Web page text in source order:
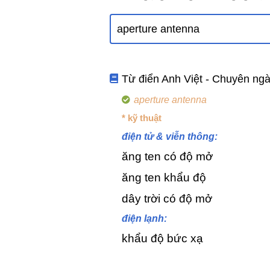
Từ điển Anh Việt - Chuyên
aperture antenna
* kỹ thuật
điện tử & viễn thông:
ăng ten có độ mở
ăng ten khẩu độ
dây trời có độ mở
điện lạnh:
khẩu độ bức xạ